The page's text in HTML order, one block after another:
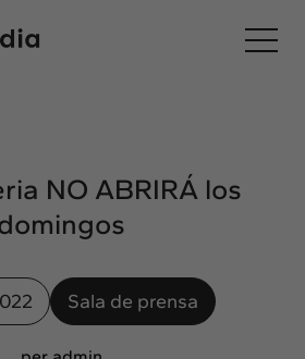
NO ABRIRÁ los
Sala de prensa